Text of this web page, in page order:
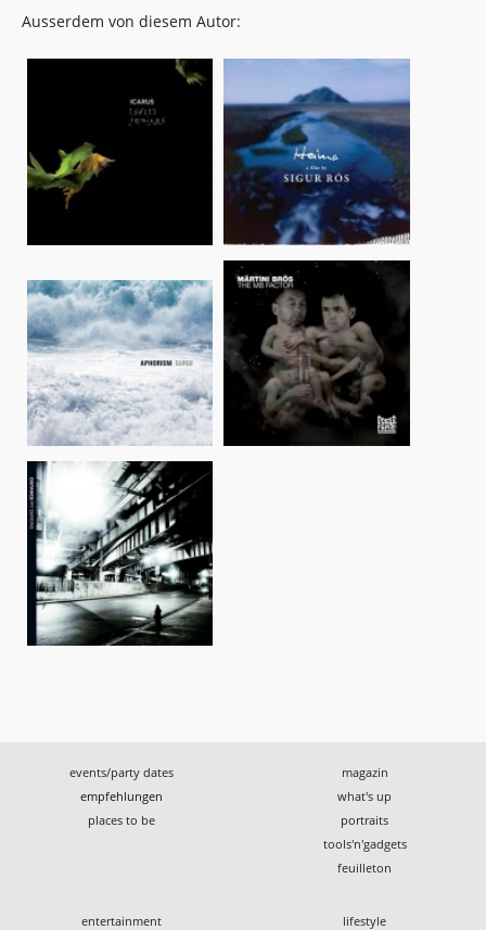
Ausserdem von diesem Autor:
events/party dates
empfehlungen
places to be
magazin
what's up
portraits
tools'n'gadgets
feuilleton
entertainment lifestyle